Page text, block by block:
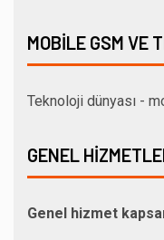
MOBILE GSM VE
Teknoloji dünyası -
GENEL
Genel hizmet